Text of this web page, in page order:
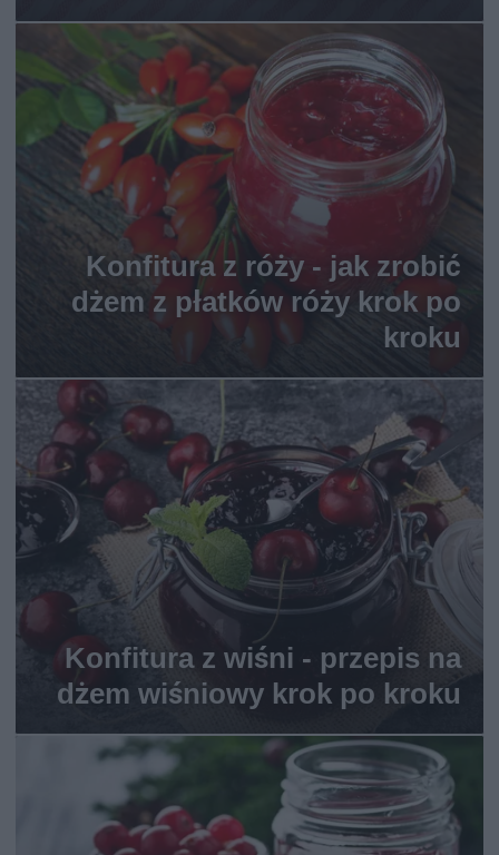
Konfitura z róży - jak zrobić
dżem z płatków róży krok po
kroku
Konfitura z wiśni - przepis na
dżem wiśniowy krok po kroku